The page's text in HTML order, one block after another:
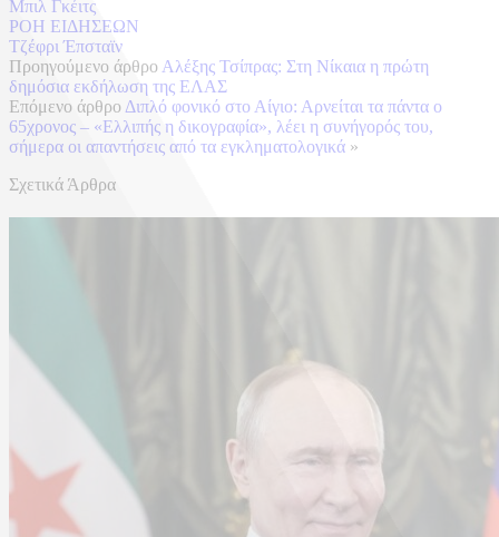
Μπιλ Γκέιτς
ΡΟΗ ΕΙΔΗΣΕΩΝ
Τζέφρι Έπσταϊν
Προηγούμενο άρθρο Αλέξης Τσίπρας: Στη Νίκαια η πρώτη
δημόσια εκδήλωση της ΕΛΑΣ
Επόμενο άρθρο Διπλό φονικό στο Αίγιο: Αρνείται τα πάντα ο
65χρονος – «Ελλιπής η δικογραφία», λέει η συνήγορός του,
σήμερα οι απαντήσεις από τα εγκληματολογικά »
Σχετικά Άρθρα